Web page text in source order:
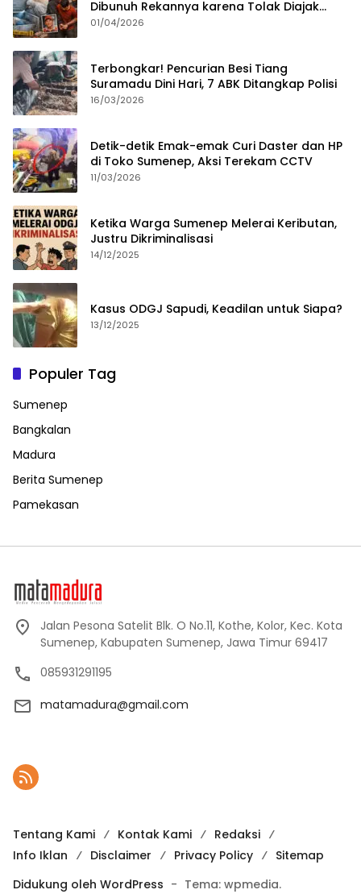
Dibunuh Rekannya karena Tolak Diajak
Merampok Majikan
01/04/2026
Terbongkar! Pencurian Besi Tiang
Suramadu Dini Hari, 7 ABK Ditangkap Polisi
16/03/2026
Detik-detik Emak-emak Curi Daster dan HP
di Toko Sumenep, Aksi Terekam CCTV
11/03/2026
Ketika Warga Sumenep Melerai Keributan,
Justru Dikriminalisasi
14/12/2025
Kasus ODGJ Sapudi, Keadilan untuk Siapa?
13/12/2025
Populer Tag
Sumenep
Bangkalan
Madura
Berita Sumenep
Pamekasan
Jalan Pesona Satelit Blk. O No.11, Kothe, Kolor, Kec. Kota
Sumenep, Kabupaten Sumenep, Jawa Timur 69417
085931291195
matamadura@gmail.com
Tentang Kami Kontak Kami
Redaksi
Info Iklan
Disclaimer Privacy Policy
Sitemap
Didukung oleh WordPress - Tema: wpmedia.